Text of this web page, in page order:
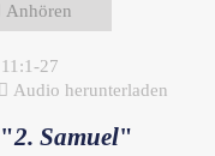
Anhören
27
Audio herunterladen
"2. Samuel"